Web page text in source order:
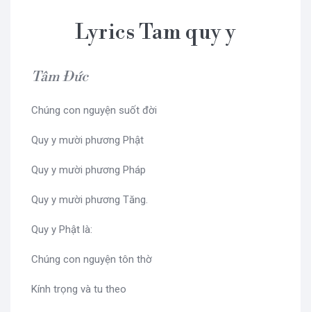
Lyrics Tam quy y
Tâm Đức
Chúng con nguyện suốt đời
Quy y mười phương Phật
Quy y mười phương Pháp
Quy y mười phương Tăng.
Quy y Phật là:
Chúng con nguyện tôn thờ
Kính trọng và tu theo